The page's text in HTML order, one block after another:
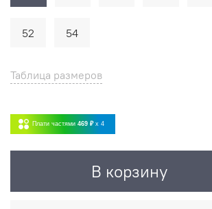
Таблица размеров
Плати частями 469 ₽ x 4
В корзину
52 54